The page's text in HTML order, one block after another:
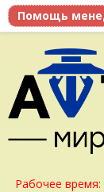
Рабочее время: